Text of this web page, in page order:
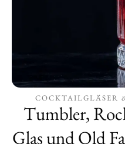
trinkt
man
daraus?
trinkt
daraus?COCKTAILGLÄSER
Tumbler,
Glas und Old